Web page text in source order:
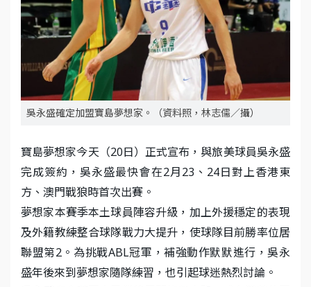
吳永盛確定加盟寶島夢想家。（資料照，林志儒／攝）
寶島夢想家今天（20日）正式宣布，與旅美球員吳永盛
完成簽約，吳永盛最快會在2月23、24日對上香港東
方、澳門戰狼時首次出賽。
夢想家本賽季本土球員陣容升級，加上外援穩定的表現
及外籍教練整合球隊戰力大提升，使球隊目前勝率位居
聯盟第2。為挑戰ABL冠軍，補強動作默默進行，吳永
盛年後來到夢想家隨隊練習，也引起球迷熱烈討論。